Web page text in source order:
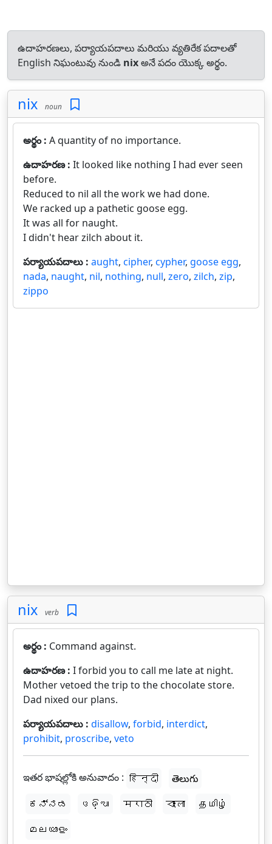
ఉదాహరణలు, పర్యాయపదాలు మరియు వ్యతిరేక పదాలతో
English నిఘంటువు నుండి nixఅనే పదం యొక్క అర్థం.
nix noun
అర్థం : A quantity of no importance.
ఉదాహరణ : It looked like nothing I had ever seen
before.
Reduced to nil all the work we had done.
We racked up a pathetic goose egg.
It was all for naught.
I didn't hear zilch about it.
పర్యాయపదాలు : aught, cipher, cypher, goose egg,
nada, naught, nil, nothing, null, zero, zilch, zip,
zippo
nix verb
అర్థం : Command against.
ఉదాహరణ : I forbid you to call me late at night.
Mother vetoed the trip to the chocolate store.
Dad nixed our plans.
పర్యాయపదాలు : disallow, forbid, interdict,
prohibit, proscribe, veto
ఇతర భాషల్లోకి అనువాదం : हिन्दी
తెలుగు
ಕನ್ನಡ
ଓଡ଼ିଆ मराठी বাংলা
தமிழ்
മലയാളം